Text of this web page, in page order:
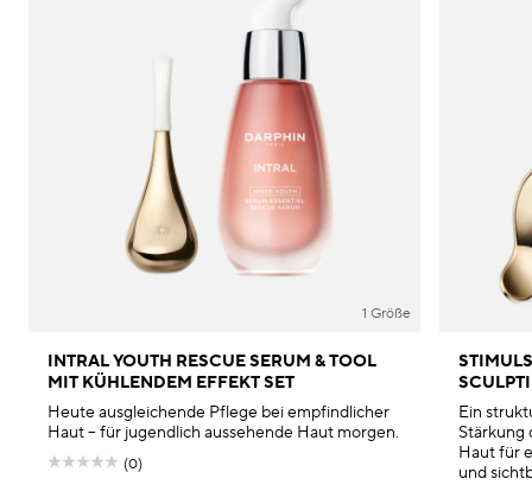
1 Größe
INTRAL YOUTH RESCUE SERUM & TOOL
MIT KÜHLENDEM EFFEKT SET
Heute ausgleichende Pflege bei empfindlicher
Haut – für jugendlich aussehende Haut morgen.
(0)
Ein
Stärkung
Haut für
und